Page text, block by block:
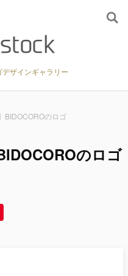
ザインギャラリー
BIDOCOROのロゴ
のロゴ